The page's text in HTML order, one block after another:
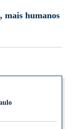
mais humanos